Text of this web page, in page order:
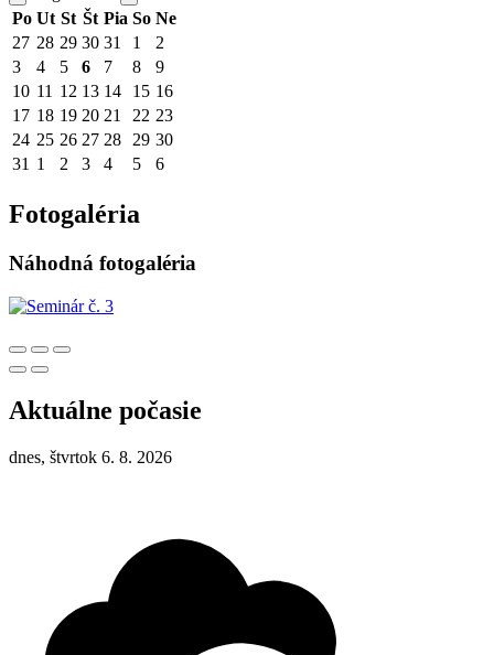
Po Ut St Št Pia So Ne
27 28 29 30 31 1
2
3
4 5 6 7 8
9
10 11 12 13 14 15 16
17 18 19 20 21 22 23
24 25 26 27 28 29 30
31 1 2 3 4 5 6
Fotogaléria
Náhodná fotogaléria
Aktuálne počasie
dnes, štvrtok 6. 8. 2026